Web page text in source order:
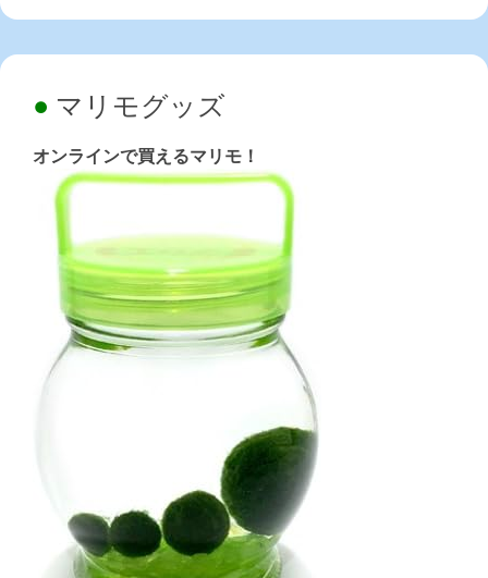
マリモグッズ
オンラインで買えるマリモ！